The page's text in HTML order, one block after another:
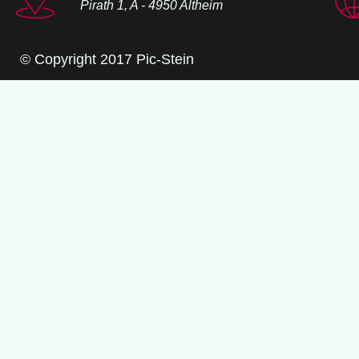
Pirath 1, A - 4950 Altheim
© Copyright 2017 Pic-Stein